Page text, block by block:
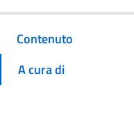
Contenuto
A cura di